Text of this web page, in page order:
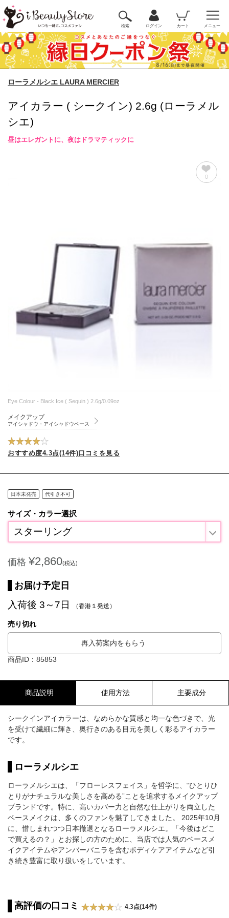
検索 ログイン カート メニュー
ローラメルシエ LAURA MERCIER
アイカラー ( シークイン) 2.6g (ローラメル
シエ)
昼はエレガントに、夜はドラマティックに
0
Eye Colour - Black Ice ( Sequin ) 2.6g/0.09oz
メイクアップ
アイシャドウ・アイシャドウベース
おすすめ度4.3点(14件)口コミを見る
日本未発売 代引き不可
サイズ・カラー選択
スターリング
価格 ¥2,860(税込)
お届け予定日
入荷後 3～7日 （香港１発送）
売り切れ
再入荷案内をもらう
商品ID：85853
商品説明 使用方法 主要成分
シークインアイカラーは、なめらかな質感と均一な色づきで、光
を受けて繊細に輝き、奥行きのある目元を美しく彩るアイカラー
です。
ローラメルシエ
ローラメルシエは、「フローレスフェイス」を哲学に、“ひとりひ
とりがナチュラルな美しさを高める”ことを追求するメイクアップ
ブランドです。特に、高いカバー力と自然な仕上がりを両立した
ベースメイクは、多くのファンを魅了してきました。 2025年10月
に、惜しまれつつ日本撤退となるローラメルシエ。「今後はどこ
で買えるの？」とお探しの方のために、当店では人気のベースメ
イクアイテムやアンバーバニラを含むボディケアアイテムなど引
き続き豊富に取り扱いをしています。
高評価の口コミ 4.3点(14件)